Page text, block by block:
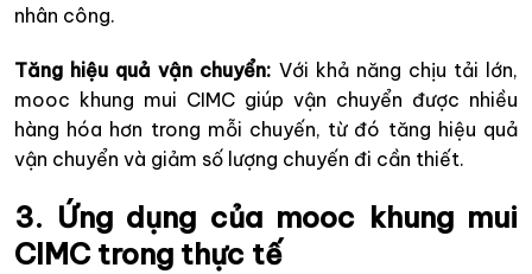
nhân công.
Tăng hiệu quả vận chuyển: Với khả năng chịu tải lớn,
mooc khung mui CIMC giúp vận chuyển được nhiều
hàng hóa hơn trong mỗi chuyến, từ đó tăng hiệu quả
vận chuyển và giảm số lượng chuyến đi cần thiết.
3. Ứng dụng của mooc khung mui
CIMC trong thực tế